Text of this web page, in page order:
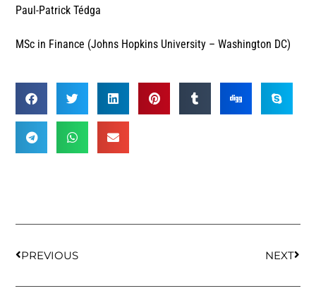
Paul-Patrick Tédga
MSc in Finance (Johns Hopkins University – Washington DC)
PREVIOUS NEXT